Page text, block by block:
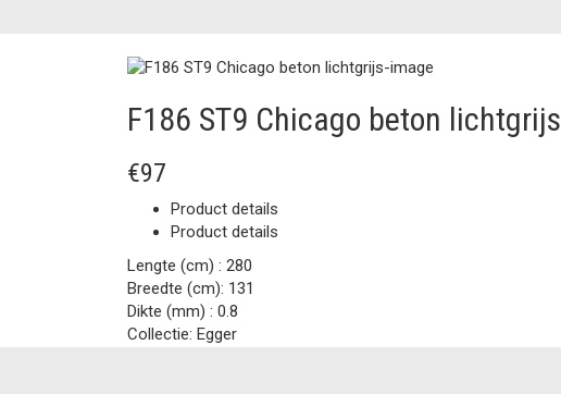
F186 ST9 Chicago beton lichtgrijs
€97
Product details
Product details
Lengte (cm) : 280
Breedte (cm): 131
Dikte (mm) : 0.8
Collectie: Egger